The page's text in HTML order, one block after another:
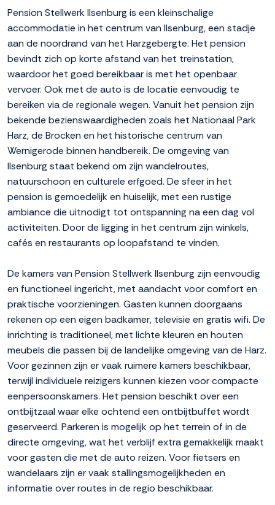
Pension Stellwerk Ilsenburg is een kleinschalige
accommodatie in het centrum van Ilsenburg, een stadje
aan de noordrand van het Harzgebergte. Het pension
bevindt zich op korte afstand van het treinstation,
waardoor het goed bereikbaar is met het openbaar
vervoer. Ook met de auto is de locatie eenvoudig te
bereiken via de regionale wegen. Vanuit het pension zijn
bekende bezienswaardigheden zoals het Nationaal Park
Harz, de Brocken en het historische centrum van
Wernigerode binnen handbereik. De omgeving van
Ilsenburg staat bekend om zijn wandelroutes,
natuurschoon en culturele erfgoed. De sfeer in het
pension is gemoedelijk en huiselijk, met een rustige
ambiance die uitnodigt tot ontspanning na een dag vol
activiteiten. Door de ligging in het centrum zijn winkels,
cafés en restaurants op loopafstand te vinden.
De kamers van Pension Stellwerk Ilsenburg zijn eenvoudig
en functioneel ingericht, met aandacht voor comfort en
praktische voorzieningen. Gasten kunnen doorgaans
rekenen op een eigen badkamer, televisie en gratis wifi. De
inrichting is traditioneel, met lichte kleuren en houten
meubels die passen bij de landelijke omgeving van de Harz.
Voor gezinnen zijn er vaak ruimere kamers beschikbaar,
terwijl individuele reizigers kunnen kiezen voor compacte
eenpersoonskamers. Het pension beschikt over een
ontbijtzaal waar elke ochtend een ontbijtbuffet wordt
geserveerd. Parkeren is mogelijk op het terrein of in de
directe omgeving, wat het verblijf extra gemakkelijk maakt
voor gasten die met de auto reizen. Voor fietsers en
wandelaars zijn er vaak stallingsmogelijkheden en
informatie over routes in de regio beschikbaar.